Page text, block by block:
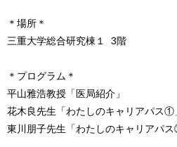
＊場所＊
三重大学総合研究棟１ 3階
＊プログラム＊
平山雅浩教授「医局紹介」
花木良先生「わたしのキャリアパス①
東川朋子先生「わたしのキャリアパス